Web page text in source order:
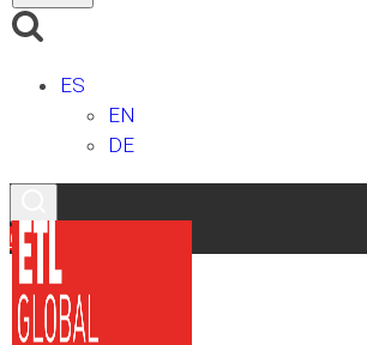
ES
EN
DE
Contacto